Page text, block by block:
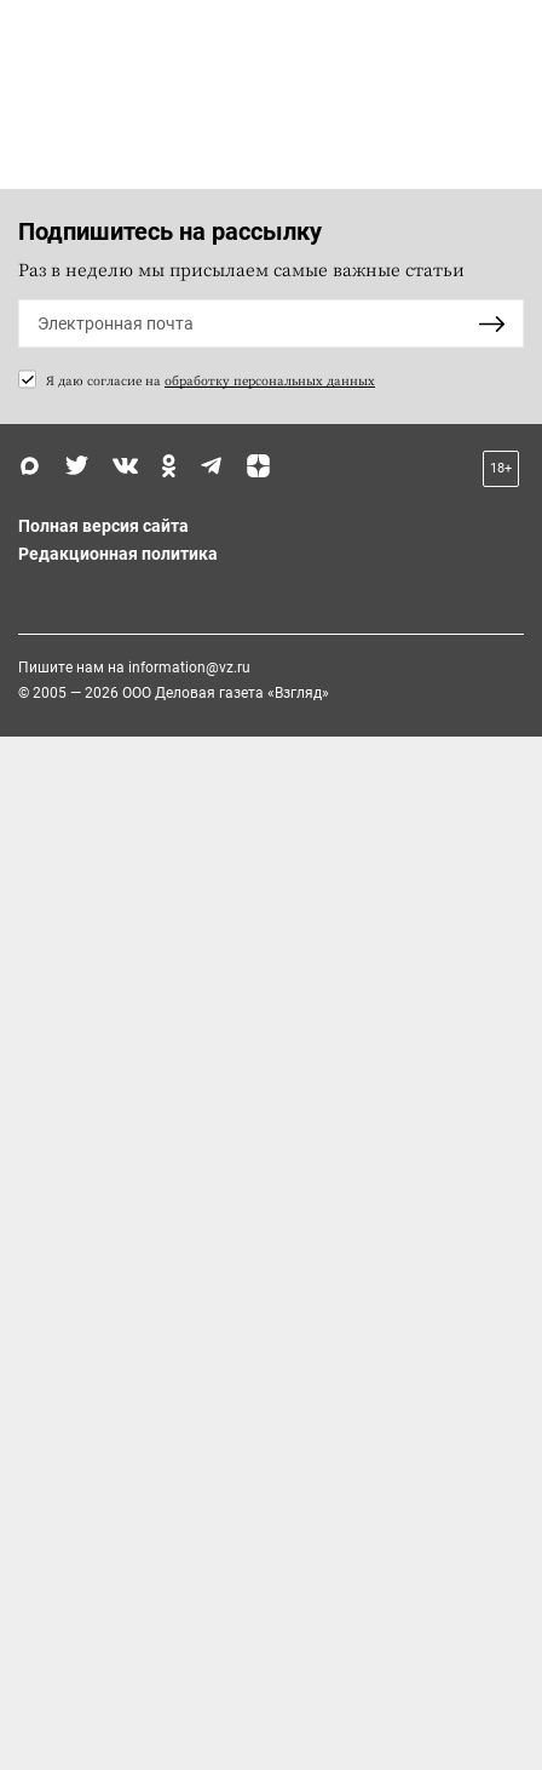
Подпишитесь на рассылку
Раз в неделю мы присылаем самые важные статьи
Я даю согласие на обработку персональных данных
18+
Полная версия сайта
Редакционная политика
Пишите нам на information@vz.ru
© 2005 — 2026 ООО Деловая газета «Взгляд»